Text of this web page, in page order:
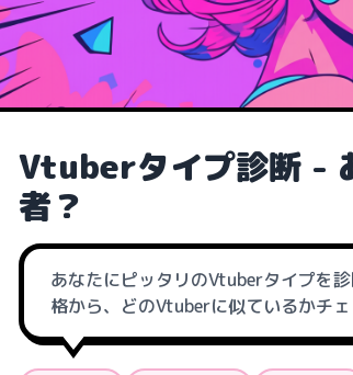
Vtuberタイプ診断 -
者？
あなたにピッタリのVtuberタイプを
格から、どのVtuberに似ているかチ